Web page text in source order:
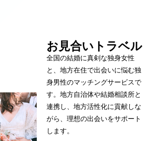
お見合いトラベル
全国の結婚に真剣な独身女性
と、地方在住で出会いに悩む独
身男性のマッチングサービスで
す。地方自治体や結婚相談所と
連携し、地方活性化に貢献しな
がら、理想の出会いをサポート
します。